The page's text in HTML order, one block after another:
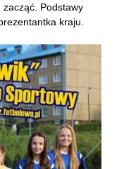
Podstawy
kraju.